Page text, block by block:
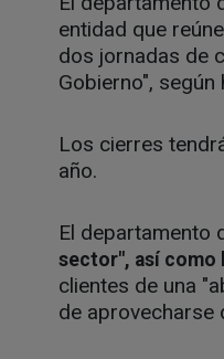
entidad que
dos jornadas de
Gobierno",
Los cierres
año.
El departamento
sector", así como
clientes de una
de aprovecharse